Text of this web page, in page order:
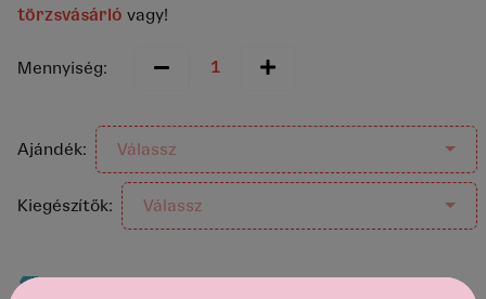
törzsvásárló vagy!
Mennyiség:
Ajándék: Válassz
Kiegészítők: Válassz